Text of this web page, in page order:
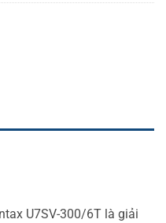
U7SV-300/6T là giải